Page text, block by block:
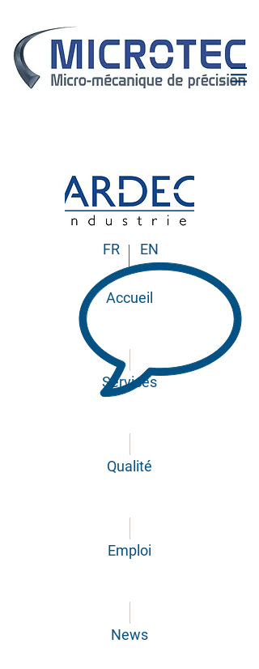
FR EN
Accueil
Services
Qualité
Emploi
News